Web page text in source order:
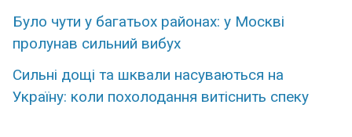
Було чути у багатьох районах: у Москві
пролунав сильний вибух
Сильні дощі та шквали насуваються на
Україну: коли похолодання витіснить спеку